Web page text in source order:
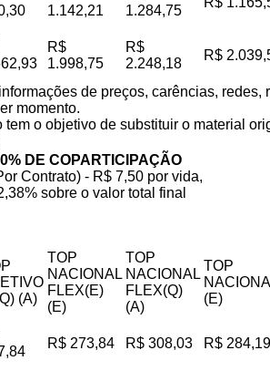
1.142,21
1.284,75
R$
1.998,75
R$
2.248,18
R$
de preços, carências,
momento.
tem o objetivo de substituir o material
DE COPARTICIPAÇÃO
Contrato) - R$ 7,50 por vida,
sobre o valor total final
(A)
TOP
NACIONAL
FLEX(E)
(E)
TOP
NACIONAL
FLEX(Q)
(A)
TOP
(E)
R$ 273,84 R$ 308,03 R$ 284,19